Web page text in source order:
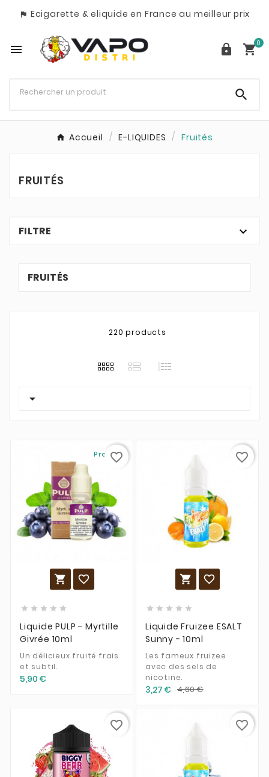
 Ecigarette & eliquide en France au meilleur prix
  0

Accueil E-LIQUIDES Fruités
FRUITÉS
FILTRE 
FRUITÉS
220 products

Promo !
 
    
Liquide PULP - Myrtille
Givrée 10ml
Un délicieux fruité frais
et subtil.
5,90 €
favorite_border
 
    
Liquide Fruizee ESALT
Sunny - 10ml
Les fameux fruizee
avec des sels de
nicotine.
3,27 € 4,60 €
favorite_border
favorite_border favorite_border